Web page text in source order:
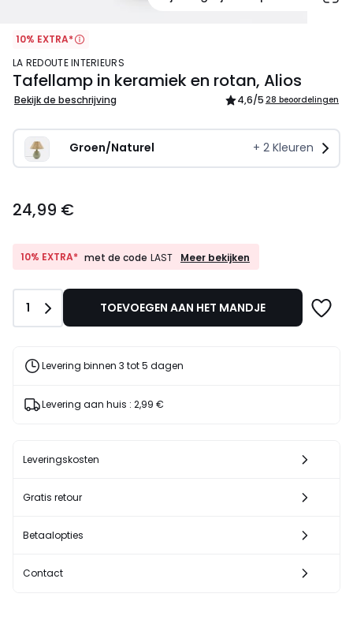
10% EXTRA*
LA REDOUTE INTERIEURS
Tafellamp in keramiek en rotan, Alios
Bekijk de beschrijving 4,6/5 28 beoordelingen
Groen/Naturel + 2 Kleuren
€.
24,99 €
10% EXTRA* met de code LAST
10%
code
LAST
Meer bekijken
Aantal
1 TOEVOEGEN AAN HET MANDJE
Levering binnen 3 tot 5 dagen
Levering aan huis : 2,99 €
Leveringskosten
Gratis retour
Betaalopties
Contact